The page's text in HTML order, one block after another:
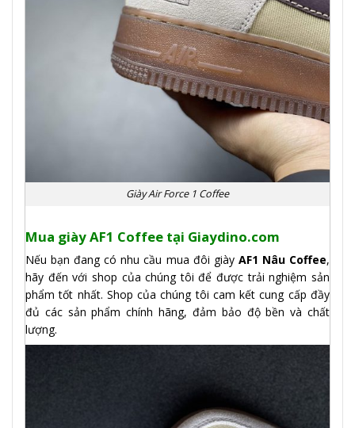
Giày Air Force 1 Coffee
Mua giày AF1 Coffee tại Giaydino.com
Nếu bạn đang có nhu cầu mua đôi giày AF1 Nâu Coffee,
hãy đến với shop của chúng tôi để được trải nghiệm sản
phẩm tốt nhất. Shop của chúng tôi cam kết cung cấp đầy
đủ các sản phẩm chính hãng, đảm bảo độ bền và chất
lượng.